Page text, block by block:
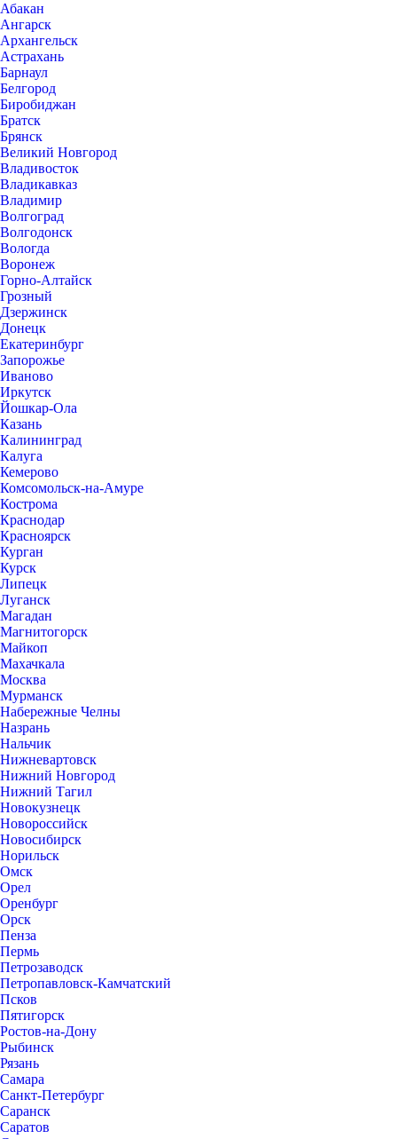
Абакан
Ангарск
Архангельск
Астрахань
Барнаул
Белгород
Биробиджан
Братск
Брянск
Великий Новгород
Владивосток
Владикавказ
Владимир
Волгоград
Волгодонск
Вологда
Воронеж
Горно-Алтайск
Грозный
Дзержинск
Донецк
Екатеринбург
Запорожье
Иваново
Иркутск
Йошкар-Ола
Казань
Калининград
Калуга
Кемерово
Комсомольск-на-Амуре
Кострома
Краснодар
Красноярск
Курган
Курск
Липецк
Луганск
Магадан
Магнитогорск
Майкоп
Махачкала
Москва
Мурманск
Набережные Челны
Назрань
Нальчик
Нижневартовск
Нижний Новгород
Нижний Тагил
Новокузнецк
Новороссийск
Новосибирск
Норильск
Омск
Орел
Оренбург
Орск
Пенза
Пермь
Петрозаводск
Петропавловск-Камчатский
Псков
Пятигорск
Ростов-на-Дону
Рыбинск
Рязань
Самара
Санкт-Петербург
Саранск
Саратов